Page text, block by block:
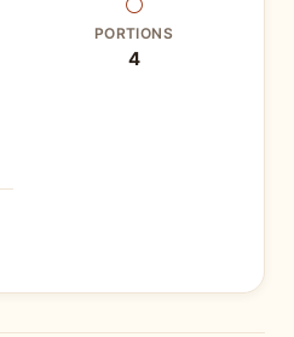
⚪
PORTIONS
4